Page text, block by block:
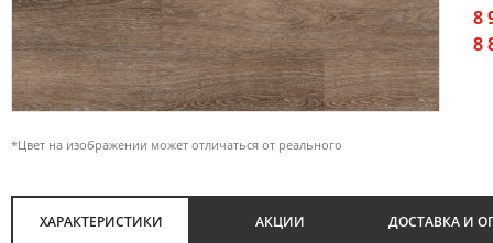
*Цвет на изображении может отличаться от реального
8
8
ХАРАКТЕРИСТИКИ АКЦИИ ДОСТАВКА И